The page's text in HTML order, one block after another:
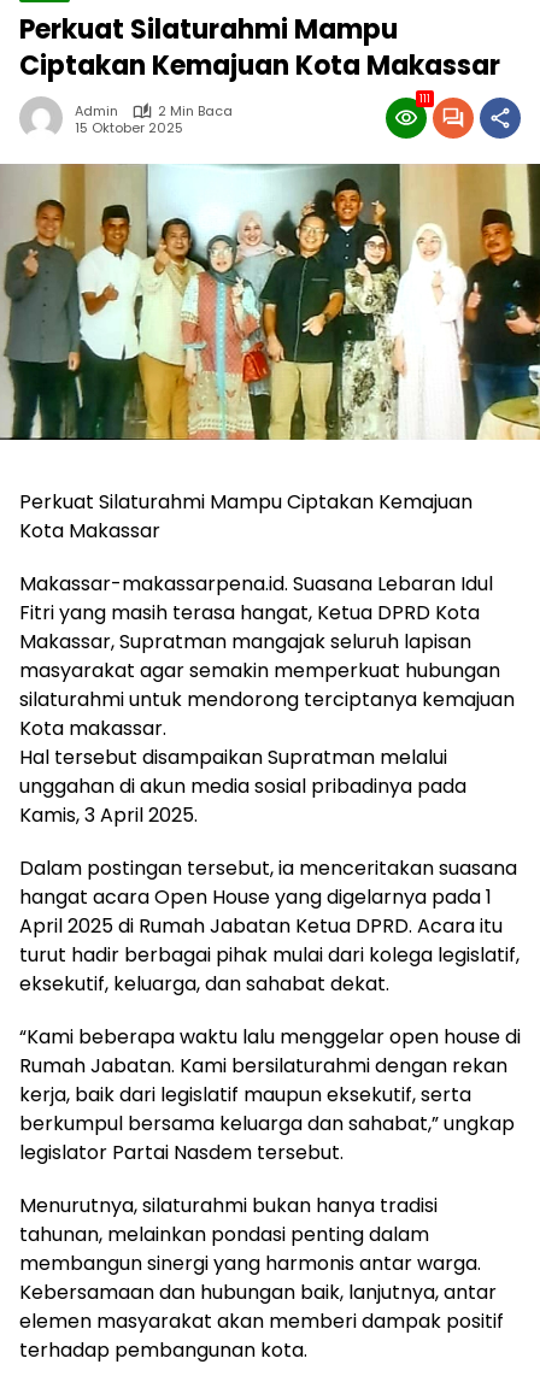
Perkuat Silaturahmi Mampu
Ciptakan Kemajuan Kota Makassar
Admin
2 Min Baca
15 Oktober 2025
111
Perkuat Silaturahmi Mampu Ciptakan Kemajuan
Kota Makassar
Makassar-makassarpena.id. Suasana Lebaran Idul
Fitri yang masih terasa hangat, Ketua DPRD Kota
Makassar, Supratman mangajak seluruh lapisan
masyarakat agar semakin memperkuat hubungan
silaturahmi untuk mendorong terciptanya kemajuan
Kota makassar.
Hal tersebut disampaikan Supratman melalui
unggahan di akun media sosial pribadinya pada
Kamis, 3 April 2025.
Dalam postingan tersebut, ia menceritakan suasana
hangat acara Open House yang digelarnya pada 1
April 2025 di Rumah Jabatan Ketua DPRD. Acara itu
turut hadir berbagai pihak mulai dari kolega legislatif,
eksekutif, keluarga, dan sahabat dekat.
“Kami beberapa waktu lalu menggelar open house di
Rumah Jabatan. Kami bersilaturahmi dengan rekan
kerja, baik dari legislatif maupun eksekutif, serta
berkumpul bersama keluarga dan sahabat,” ungkap
legislator Partai Nasdem tersebut.
Menurutnya, silaturahmi bukan hanya tradisi
tahunan, melainkan pondasi penting dalam
membangun sinergi yang harmonis antar warga.
Kebersamaan dan hubungan baik, lanjutnya, antar
elemen masyarakat akan memberi dampak positif
terhadap pembangunan kota.